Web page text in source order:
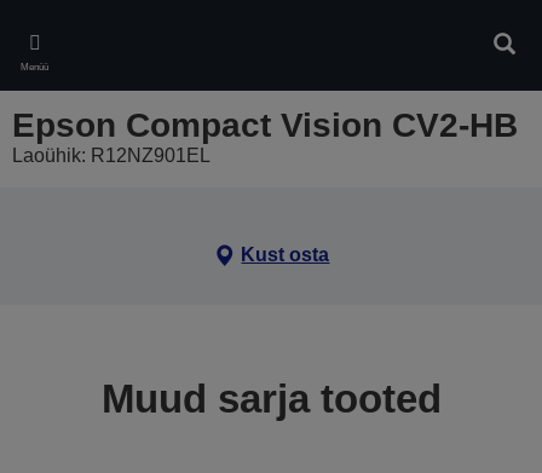
main
content
Menüü
Epson Compact Vision CV2-HB
Laoühik: R12NZ901EL
Kust osta
Muud sarja tooted